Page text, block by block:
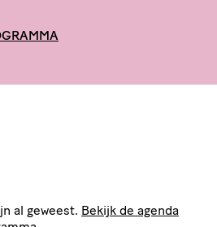
al geweest. Bekijk de agenda